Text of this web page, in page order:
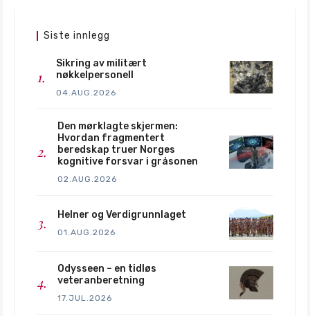
Siste innlegg
Sikring av militært
nøkkelpersonell
04.AUG.2026
Den mørklagte skjermen:
Hvordan fragmentert
beredskap truer Norges
kognitive forsvar i gråsonen
02.AUG.2026
Helner og Verdigrunnlaget
01.AUG.2026
Odysseen – en tidløs
veteranberetning
17.JUL.2026